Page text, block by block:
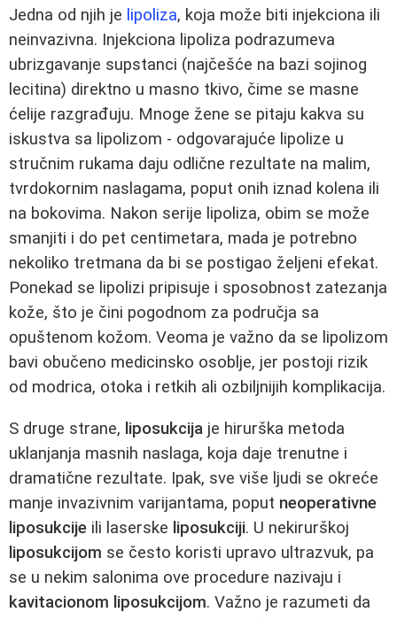
Jedna od njih je lipoliza, koja može biti injekciona ili
neinvazivna. Injekciona lipoliza podrazumeva
ubrizgavanje supstanci (najčešće na bazi sojinog
lecitina) direktno u masno tkivo, čime se masne
ćelije razgrađuju. Mnoge žene se pitaju kakva su
iskustva sa lipolizom - odgovarajuće lipolize u
stručnim rukama daju odlične rezultate na malim,
tvrdokornim naslagama, poput onih iznad kolena ili
na bokovima. Nakon serije lipoliza, obim se može
smanjiti i do pet centimetara, mada je potrebno
nekoliko tretmana da bi se postigao željeni efekat.
Ponekad se lipolizi pripisuje i sposobnost zatezanja
kože, što je čini pogodnom za područja sa
opuštenom kožom. Veoma je važno da se lipolizom
bavi obučeno medicinsko osoblje, jer postoji rizik
od modrica, otoka i retkih ali ozbiljnijih komplikacija.
S druge strane, liposukcija je hirurška metoda
uklanjanja masnih naslaga, koja daje trenutne i
dramatične rezultate. Ipak, sve više ljudi se okreće
manje invazivnim varijantama, poput neoperativne
liposukcije ili laserske liposukciji. U nekirurškoj
liposukcijom se često koristi upravo ultrazvuk, pa
se u nekim salonima ove procedure nazivaju i
kavitacionom liposukcijom. Važno je razumeti da